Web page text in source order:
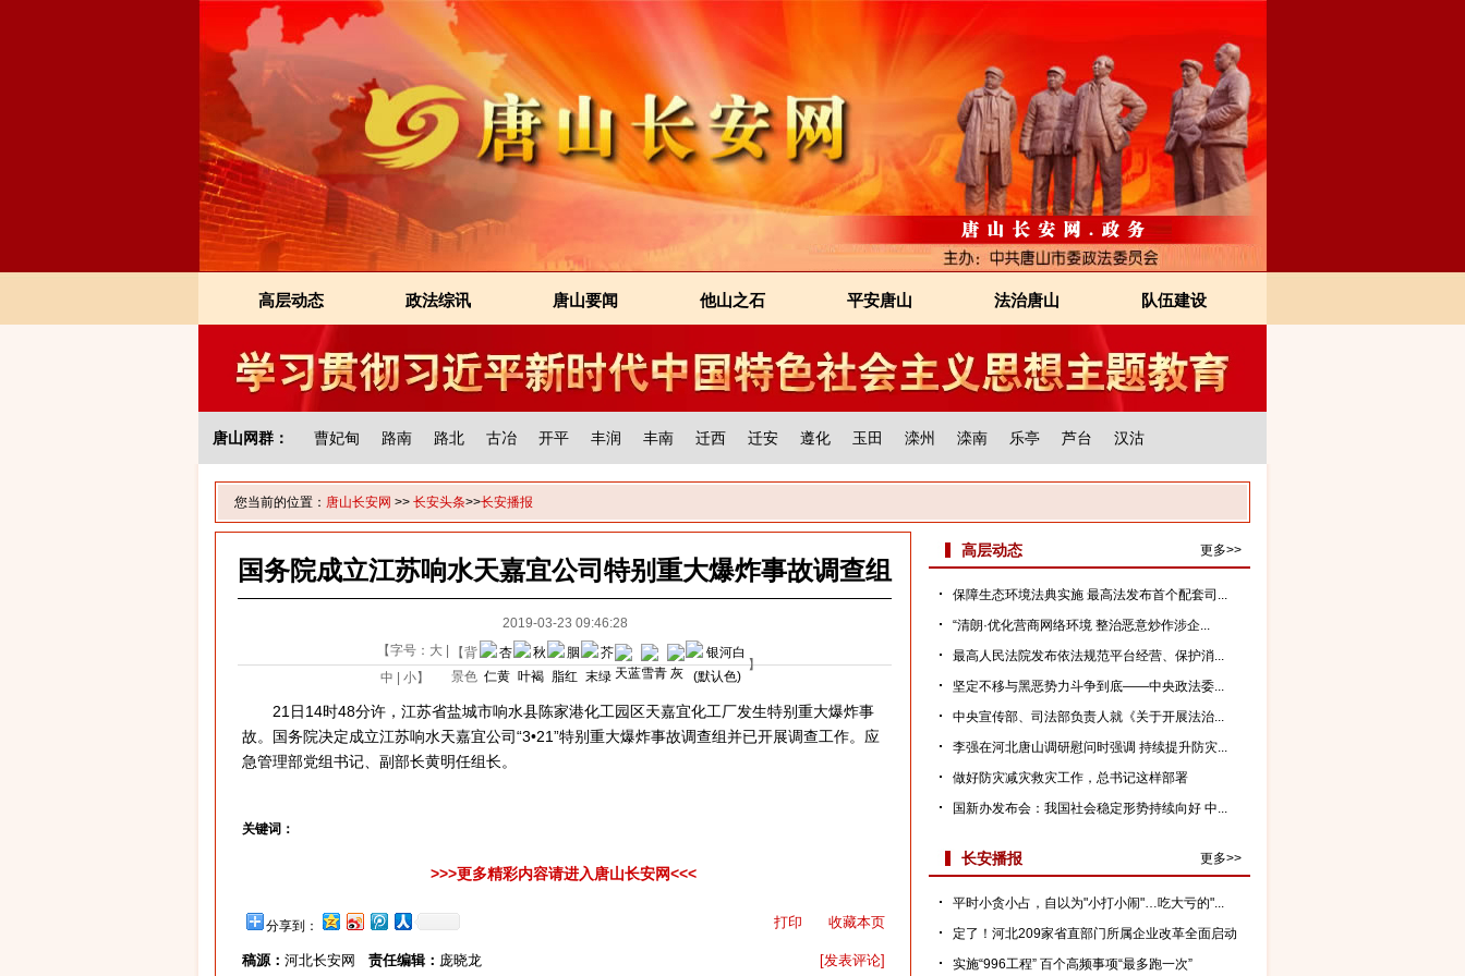
高层动态 政法综讯 唐山要闻 他山之石 平安唐山 法治唐山 队伍建设
唐山网群： 曹妃甸 路南 路北 古冶 开平 丰润 丰南 迁西 迁安 遵化 玉田 滦州 滦南 乐亭 芦台 汉沽
您当前的位置： 唐山长安网 >> 长安头条>>长安播报
国务院成立江苏响水天嘉宜公司特别重大爆炸事故调查组
2019-03-23 09:46:28
【字号： 大
中
小】
【背
景色
】
21日14时48分许，江苏省盐城市响水县陈家港化工园区天嘉宜化工厂发生特别重大爆炸事
故。国务院决定成立江苏响水天嘉宜公司“3•21”特别重大爆炸事故调查组并已开展调查工作。应
急管理部党组书记、副部长黄明任组长。
关键词：
>>>更多精彩内容请进入唐山长安网<<<
分享到： 打印 收藏本页
稿源： 河北长安网 责任编辑： 庞晓龙 [发表评论]
高层动态 更多>>
保障生态环境法典实施 最高法发布首个配套司...
“清朗·优化营商网络环境 整治恶意炒作涉企...
最高人民法院发布依法规范平台经营、保护消...
坚定不移与黑恶势力斗争到底——中央政法委...
中央宣传部、司法部负责人就《关于开展法治...
李强在河北唐山调研慰问时强调 持续提升防灾...
做好防灾减灾救灾工作，总书记这样部署
国新办发布会：我国社会稳定形势持续向好 中...
长安播报 更多>>
平时小贪小占，自以为"小打小闹"…吃大亏的"...
定了！河北209家省直部门所属企业改革全面启动
实施“996工程” 百个高频事项“最多跑一次”